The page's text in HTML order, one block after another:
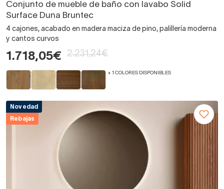
Conjunto de mueble de baño con lavabo Solid
Surface Duna Bruntec
4 cajones, acabado en madera maciza de pino, palillería moderna
y cantos curvos
1.718,05€ 2.231,24€
+ 1 COLORES DISPONIBLES
Novedad
Rebajas